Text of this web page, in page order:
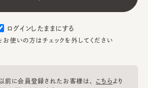
ログインしたままにする
使いの方はチェックを外してください
に会員登録されたお客様は、 こちらより